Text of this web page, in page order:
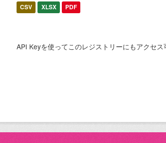
CSV XLSX PDF
API Keyを使ってこのレジストリーにもアクセス